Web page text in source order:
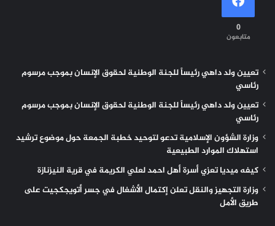
0
متابعون
تعيين ولد داهي رئيساً للجنة الوطنية لحقوق الإنسان بموجب مرسوم
رئاسي
تعيين ولد داهي رئيساً للجنة الوطنية لحقوق الإنسان بموجب مرسوم
رئاسي
وزارة الشؤون الإسلامية تدعو لتوحيد خطبة الجمعة حول موضوع ترشيد
استهلاك الموارد الطبيعية
كيفه ميديا تعزي أسرة أهل احمد لعلي الكريمة في قرية النيزنازة
وزارة التجهيز والنقل تعلن إكتمال الأشغال في جسر أتويجكجيت على
طريق الأمل